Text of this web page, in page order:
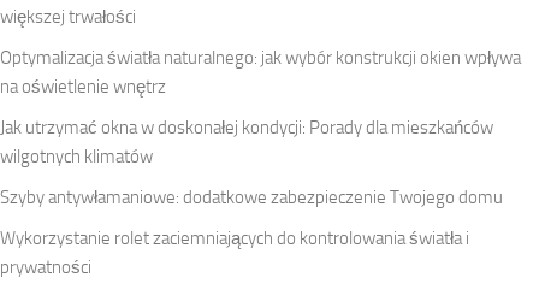
większej trwałości
Optymalizacja światła naturalnego: jak wybór konstrukcji okien wpływa
na oświetlenie wnętrz
Jak utrzymać okna w doskonałej kondycji: Porady dla mieszkańców
wilgotnych klimatów
Szyby antywłamaniowe: dodatkowe zabezpieczenie Twojego domu
Wykorzystanie rolet zaciemniających do kontrolowania światła i
prywatności